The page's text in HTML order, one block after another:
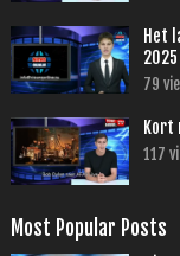
Het
2025
79
Kort
117
Most Popular Posts